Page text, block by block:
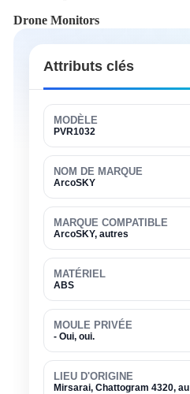
Drone Monitors
Attributs clés
MODÈLE
PVR1032
NOM DE MARQUE
ArcoSKY
MARQUE COMPATIBLE
ArcoSKY, autres
MATÉRIEL
ABS
MOULE PRIVÉE
- Oui, oui.
LIEU D'ORIGINE
Mirsarai, Chattogram 4320,